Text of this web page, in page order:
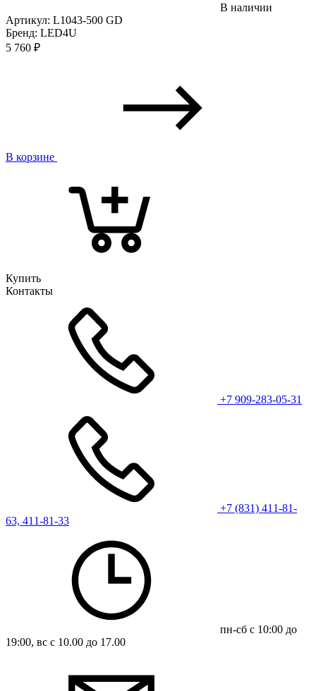
В наличии
Артикул: L1043-500 GD
Бренд: LED4U
5 760 ₽
В корзине
Купить
Контакты
+7 909-283-05-31
+7 (831) 411-81-
63, 411-81-33
пн-сб с 10:00 до
19:00, вс с 10.00 до 17.00